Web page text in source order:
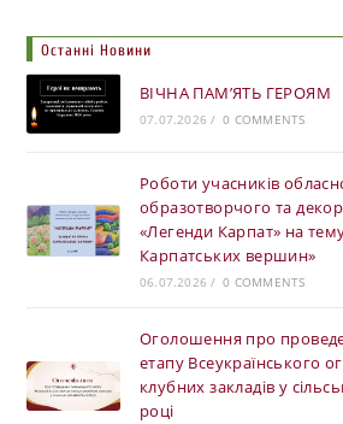
Останні Новини
ВІЧНА ПАМ’ЯТЬ ГЕРОЯМ
07.07.2026 / 0 COMMENTS
Роботи учасників
образотворчого та
«Легенди Карпат» на
Карпатських вершин»
06.07.2026 / 0 COMMENTS
Оголошення про
етапу Всеукраїнського
клубних закладів у
році